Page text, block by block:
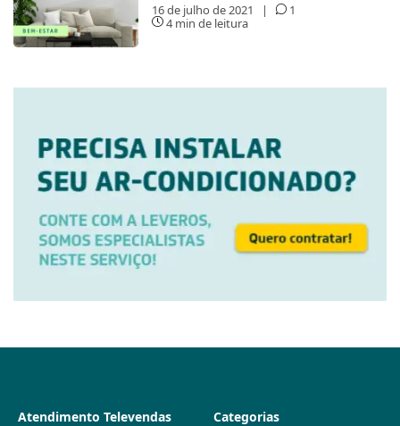
16 de julho de 2021 |
1
4 min de leitura
Atendimento Televendas Categorias